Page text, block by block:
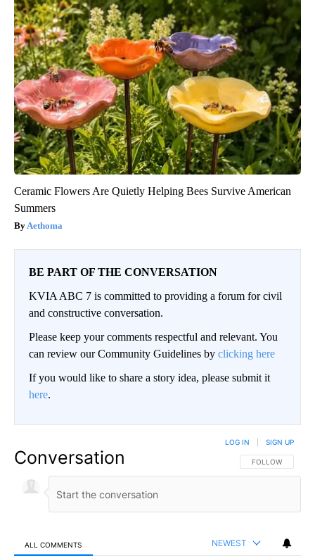
Ceramic Flowers Are Quietly Helping Bees Survive American
Summers
Aethoma
BE PART OF THE CONVERSATION
KVIA ABC 7 is committed to providing a forum for civil
and constructive conversation.
Please keep your comments respectful and relevant. You
can review our Community Guidelines by clicking here
If you would like to share a story idea, please submit it
here.
Conversation FOLLOW THIS
FOLLOW
LOG IN SIGN UP
ALL COMMENTS NEWEST